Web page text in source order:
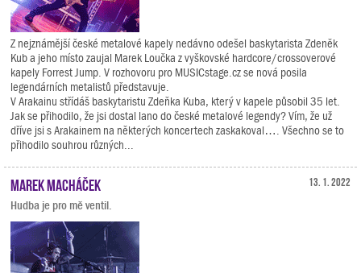
Z nejznámější české metalové kapely nedávno odešel baskytarista Zdeněk
Kub a jeho místo zaujal Marek Loučka z vyškovské hardcore/crossoverové
kapely Forrest Jump. V rozhovoru pro MUSICstage.cz se nová posila
legendárních metalistů představuje.
V Arakainu střídáš baskytaristu Zdeňka Kuba, který v kapele působil 35 let.
Jak se přihodilo, že jsi dostal lano do české metalové legendy? Vím, že už
dříve jsi s Arakainem na některých koncertech zaskakoval…. Všechno se to
přihodilo souhrou různých...
13. 1. 2022
Marek Macháček
Hudba je pro mě ventil.